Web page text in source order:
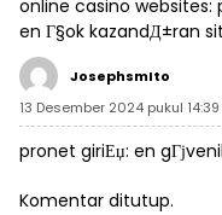
online casino websites:
en Г§ok kazandД±ran
JosephsmIto
13 Desember 2024 pukul 14:39
pronet giriЕџ: en
Komentar ditutup.